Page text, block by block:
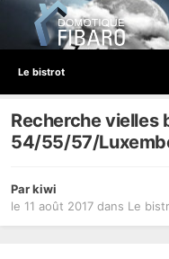
Le bistrot
Recherche vielles
54/55/57/
Parkiwi
le 11 août 2017 dans Le